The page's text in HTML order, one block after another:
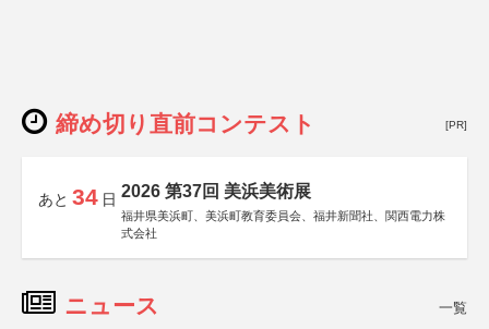
締め切り直前コンテスト [PR]
あと 34 日 2026 第37回 美浜美術展
福井県美浜町、美浜町教育委員会、福井新聞社、関西電力株
式会社
ニュース 一覧